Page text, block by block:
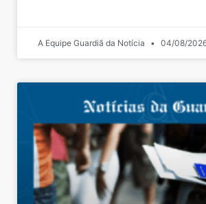
A Equipe Guardiã da Notícia 04/08/